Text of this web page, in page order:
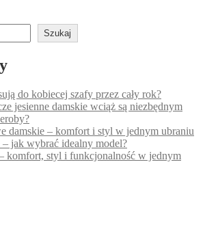
Szukaj
do kobiecej szafy przez cały rok?
jesienne damskie wciąż są niezbędnym
damskie – komfort i styl w jednym ubraniu
– jak wybrać idealny model?
komfort, styl i funkcjonalność w jednym